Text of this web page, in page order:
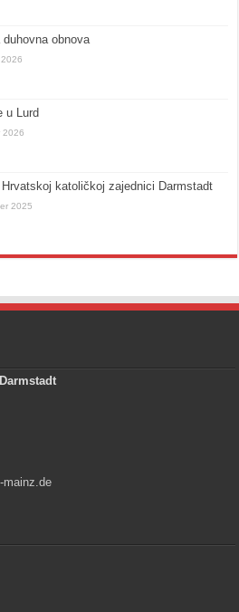
duhovna obnova
u Lurd
2026
Hrvatskoj katoličkoj zajednici Darmstadt
2025
mainz.de